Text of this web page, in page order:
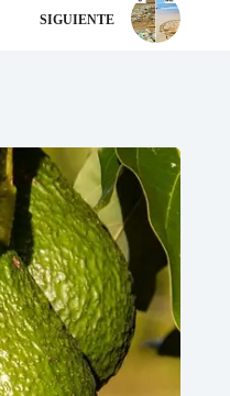
SIGUIENTE